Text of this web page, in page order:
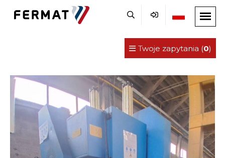
Twoje zapytania (0)